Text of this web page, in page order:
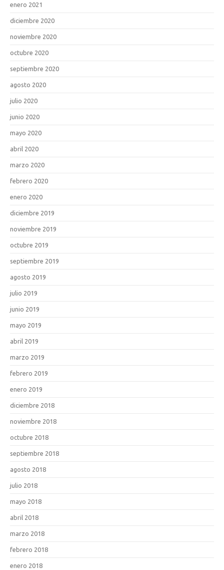
enero 2021
diciembre 2020
noviembre 2020
octubre 2020
septiembre 2020
agosto 2020
julio 2020
junio 2020
mayo 2020
abril 2020
marzo 2020
febrero 2020
enero 2020
diciembre 2019
noviembre 2019
octubre 2019
septiembre 2019
agosto 2019
julio 2019
junio 2019
mayo 2019
abril 2019
marzo 2019
febrero 2019
enero 2019
diciembre 2018
noviembre 2018
octubre 2018
septiembre 2018
agosto 2018
julio 2018
mayo 2018
abril 2018
marzo 2018
febrero 2018
enero 2018